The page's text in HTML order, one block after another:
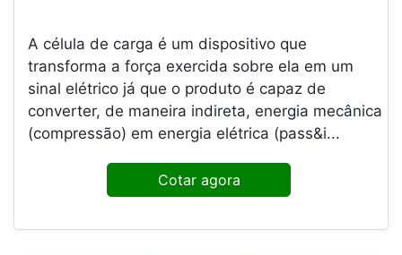
A célula de carga é um dispositivo que
transforma a força exercida sobre ela em um
sinal elétrico já que o produto é capaz de
converter, de maneira indireta, energia mecânica
(compressão) em energia elétrica (pass&i...
Cotar agora